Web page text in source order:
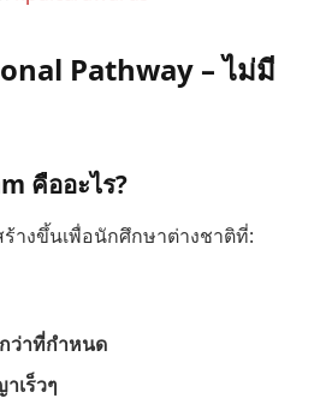
Pathway – ไม่มี
คืออะไร?
างขึ้นเพื่อนักศึกษาต่างชาติที่:
ว่าที่กำหนด
เร็วๆ